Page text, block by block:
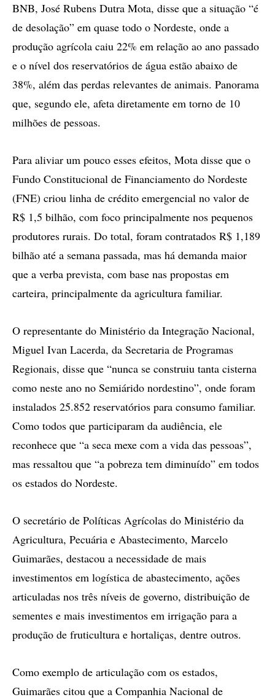
BNB, José Rubens Dutra Mota, disse que a situação “é
de desolação” em quase todo o Nordeste, onde a
produção agrícola caiu 22% em relação ao ano passado
e o nível dos reservatórios de água estão abaixo de
38%, além das perdas relevantes de animais. Panorama
que, segundo ele, afeta diretamente em torno de 10
milhões de pessoas.
Para aliviar um pouco esses efeitos, Mota disse que o
Fundo Constitucional de Financiamento do Nordeste
(FNE) criou linha de crédito emergencial no valor de
R$ 1,5 bilhão, com foco principalmente nos pequenos
produtores rurais. Do total, foram contratados R$ 1,189
bilhão até a semana passada, mas há demanda maior
que a verba prevista, com base nas propostas em
carteira, principalmente da agricultura familiar.
O representante do Ministério da Integração Nacional,
Miguel Ivan Lacerda, da Secretaria de Programas
Regionais, disse que “nunca se construiu tanta cisterna
como neste ano no Semiárido nordestino”, onde foram
instalados 25.852 reservatórios para consumo familiar.
Como todos que participaram da audiência, ele
reconhece que “a seca mexe com a vida das pessoas”,
mas ressaltou que “a pobreza tem diminuído” em todos
os estados do Nordeste.
O secretário de Políticas Agrícolas do Ministério da
Agricultura, Pecuária e Abastecimento, Marcelo
Guimarães, destacou a necessidade de mais
investimentos em logística de abastecimento, ações
articuladas nos três níveis de governo, distribuição de
sementes e mais investimentos em irrigação para a
produção de fruticultura e hortaliças, dentre outros.
Como exemplo de articulação com os estados,
Guimarães citou que a Companhia Nacional de